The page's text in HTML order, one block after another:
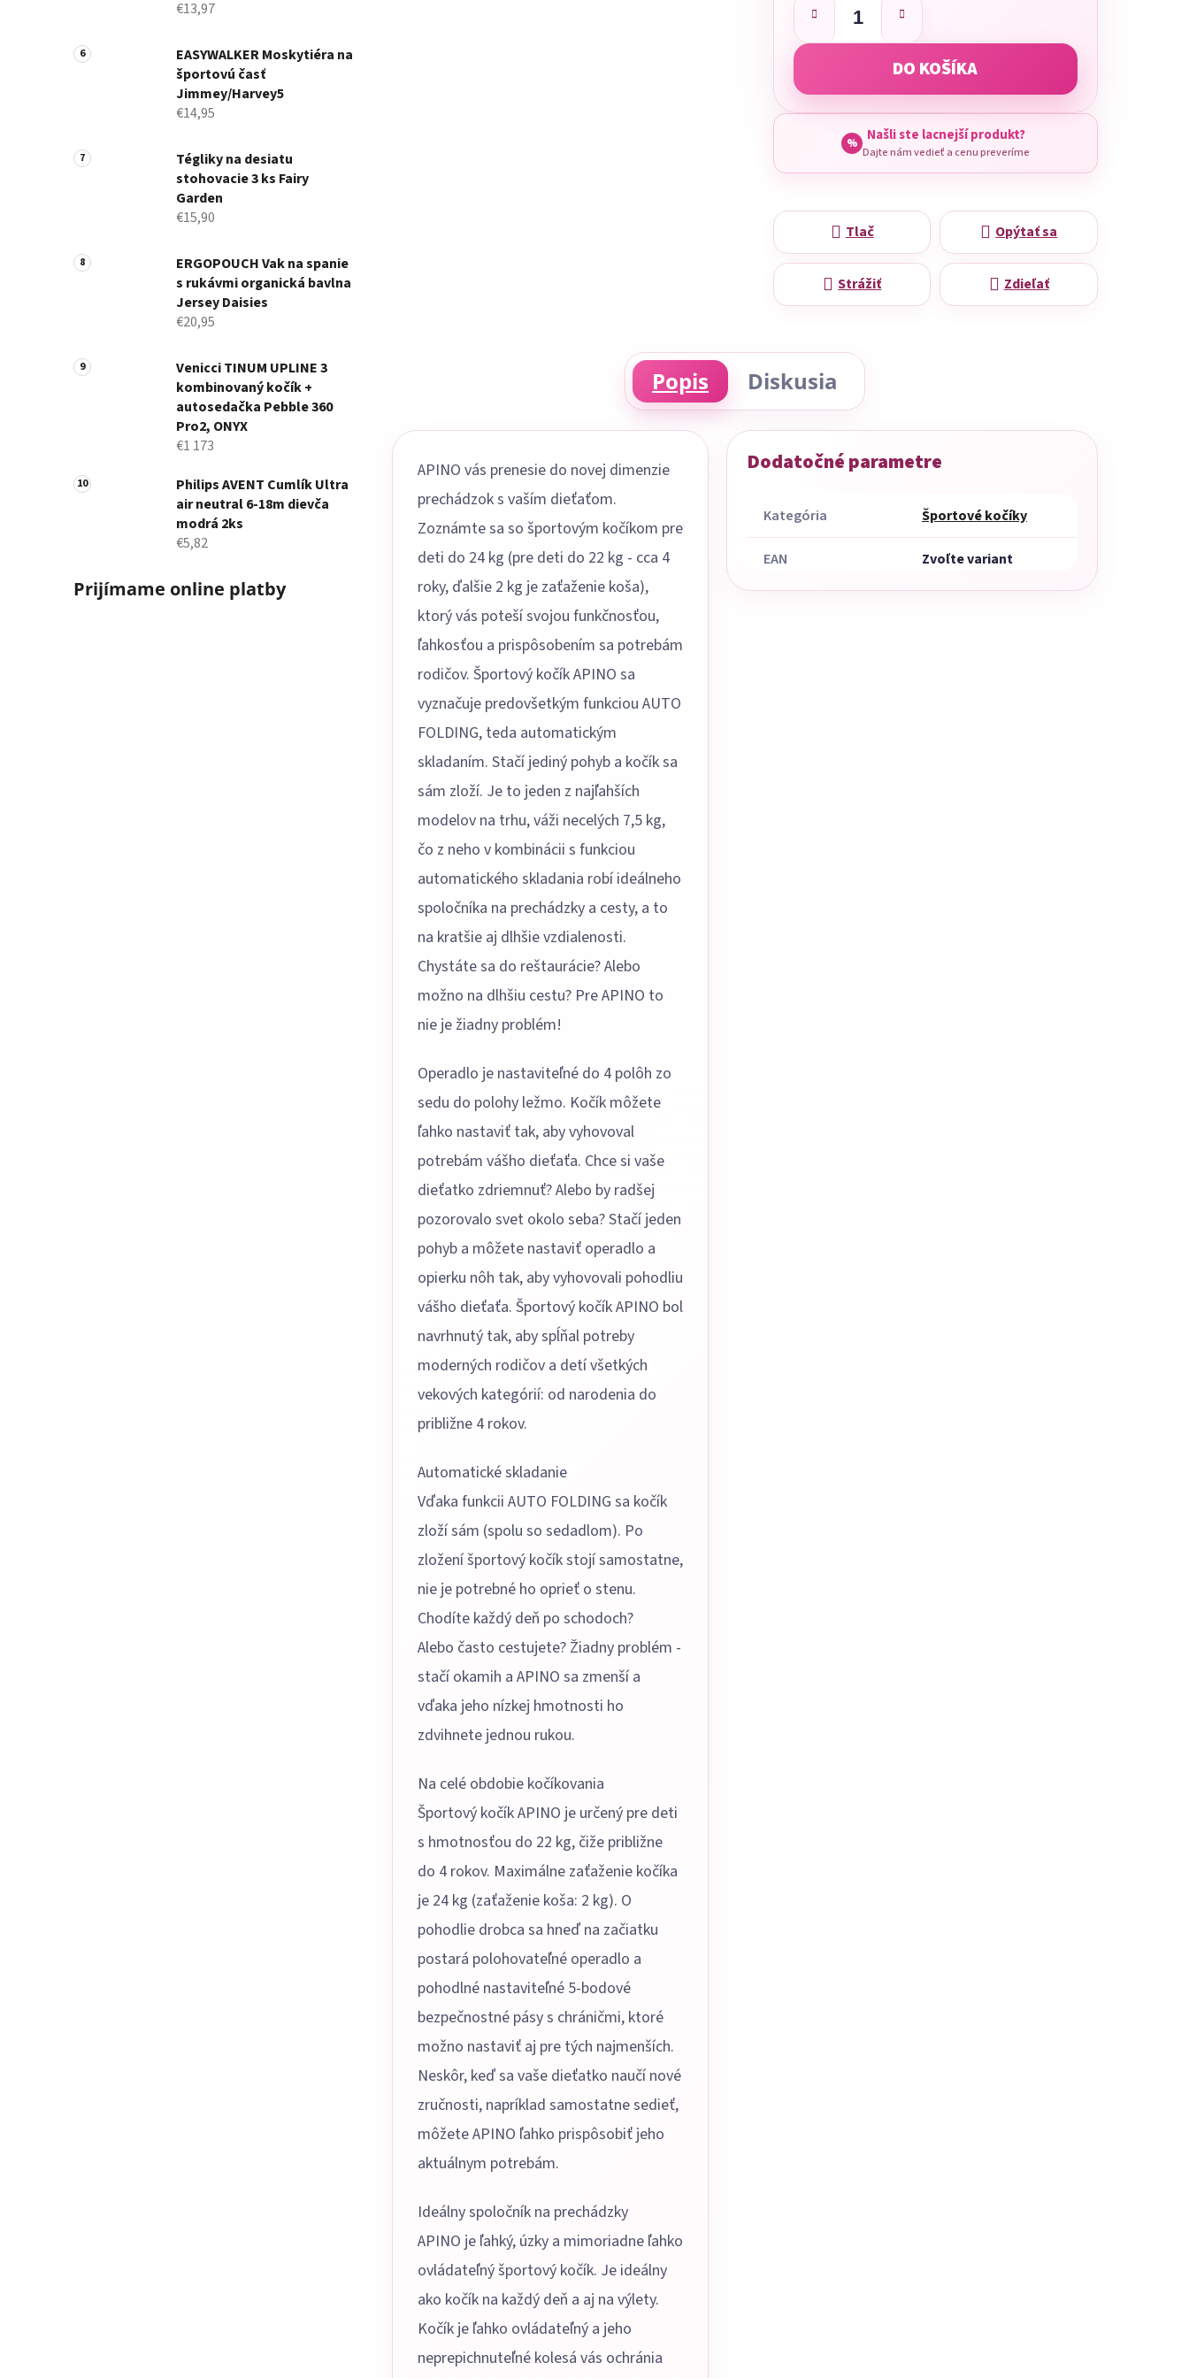
€13,97
EASYWALKER Moskytiéra na
športovú časť
Jimmey/Harvey5
€14,95
Tégliky na desiatu
stohovacie 3 ks Fairy
Garden
€15,90
ERGOPOUCH Vak na spanie
s rukávmi organická bavlna
Jersey Daisies
€20,95
Venicci TINUM UPLINE 3
kombinovaný kočík +
autosedačka Pebble 360
Pro2, ONYX
€1 173
Philips AVENT Cumlík Ultra
air neutral 6-18m dievča
modrá 2ks
€5,82
Prijímame online platby
DO KOŠÍKA
% Našli ste lacnejší produkt?
Dajte nám vedieť a cenu preveríme
Tlač Opýtať sa
Strážiť Zdieľať
Popis Diskusia
APINO vás prenesie do novej dimenzie
prechádzok s vaším dieťaťom.
Zoznámte sa so športovým kočíkom pre
deti do 24 kg (pre deti do 22 kg - cca 4
roky, ďalšie 2 kg je zaťaženie koša),
ktorý vás poteší svojou funkčnosťou,
ľahkosťou a prispôsobením sa potrebám
rodičov. Športový kočík APINO sa
vyznačuje predovšetkým funkciou AUTO
FOLDING, teda automatickým
skladaním. Stačí jediný pohyb a kočík sa
sám zloží. Je to jeden z najľahších
modelov na trhu, váži necelých 7,5 kg,
čo z neho v kombinácii s funkciou
automatického skladania robí ideálneho
spoločníka na prechádzky a cesty, a to
na kratšie aj dlhšie vzdialenosti.
Chystáte sa do reštaurácie? Alebo
možno na dlhšiu cestu? Pre APINO to
nie je žiadny problém!
Operadlo je nastaviteľné do 4 polôh zo
sedu do polohy ležmo. Kočík môžete
ľahko nastaviť tak, aby vyhovoval
potrebám vášho dieťaťa. Chce si vaše
dieťatko zdriemnuť? Alebo by radšej
pozorovalo svet okolo seba? Stačí jeden
pohyb a môžete nastaviť operadlo a
opierku nôh tak, aby vyhovovali pohodliu
vášho dieťaťa. Športový kočík APINO bol
navrhnutý tak, aby spĺňal potreby
moderných rodičov a detí všetkých
vekových kategórií: od narodenia do
približne 4 rokov.
Automatické skladanie
Vďaka funkcii AUTO FOLDING sa kočík
zloží sám (spolu so sedadlom). Po
zložení športový kočík stojí samostatne,
nie je potrebné ho oprieť o stenu.
Chodíte každý deň po schodoch?
Alebo často cestujete? Žiadny problém -
stačí okamih a APINO sa zmenší a
vďaka jeho nízkej hmotnosti ho
zdvihnete jednou rukou.
Na celé obdobie kočíkovania
Športový kočík APINO je určený pre deti
s hmotnosťou do 22 kg, čiže približne
do 4 rokov. Maximálne zaťaženie kočíka
je 24 kg (zaťaženie koša: 2 kg). O
pohodlie drobca sa hneď na začiatku
postará polohovateľné operadlo a
pohodlné nastaviteľné 5-bodové
bezpečnostné pásy s chráničmi, ktoré
možno nastaviť aj pre tých najmenších.
Neskôr, keď sa vaše dieťatko naučí nové
zručnosti, napríklad samostatne sedieť,
môžete APINO ľahko prispôsobiť jeho
aktuálnym potrebám.
Ideálny spoločník na prechádzky
APINO je ľahký, úzky a mimoriadne ľahko
ovládateľný športový kočík. Je ideálny
ako kočík na každý deň a aj na výlety.
Kočík je ľahko ovládateľný a jeho
neprepichnuteľné kolesá vás ochránia
Dodatočné parametre
Kategória Športové kočíky
EAN Zvoľte variant